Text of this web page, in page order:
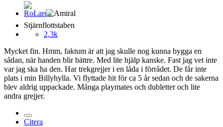
Stjärnflottstaben
2,3k
Mycket fin. Hmm, faktum är att jag skulle nog kunna bygga en
sådan, när handen blir bättre. Med lite hjälp kanske. Fast jag vet inte
var jag ska ha den. Har trekgrejjer i en låda i förrådet. De får inte
plats i min Billyhylla. Vi flyttade hit för ca 5 år sedan och de sakerna
blev aldrig uppackade. Många playmates och dubletter och lite
andra grejjer.
Citera